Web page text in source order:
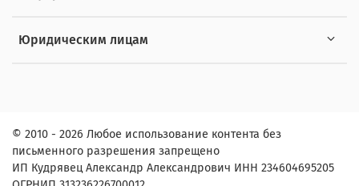
Юридическим лицам
© 2010 - 2026 Любое использование контента без
письменного разрешения запрещено
ИП Кудрявец Александр Александрович ИНН 234604695205